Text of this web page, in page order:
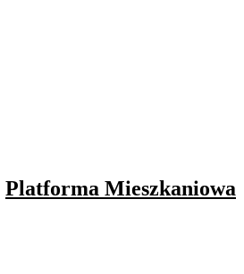
Platforma Mieszkaniowa